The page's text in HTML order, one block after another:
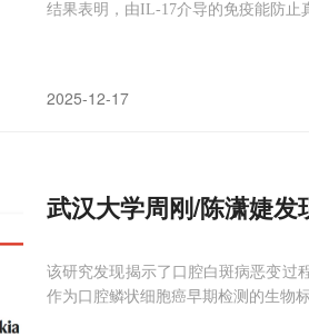
结果表明，由IL-17介导的免疫能防止
2025-12-17
武汉大学周刚/陈潇婕发
该研究发现揭示了口腔白斑病恶变过
作为口腔鳞状细胞癌早期检测的生物